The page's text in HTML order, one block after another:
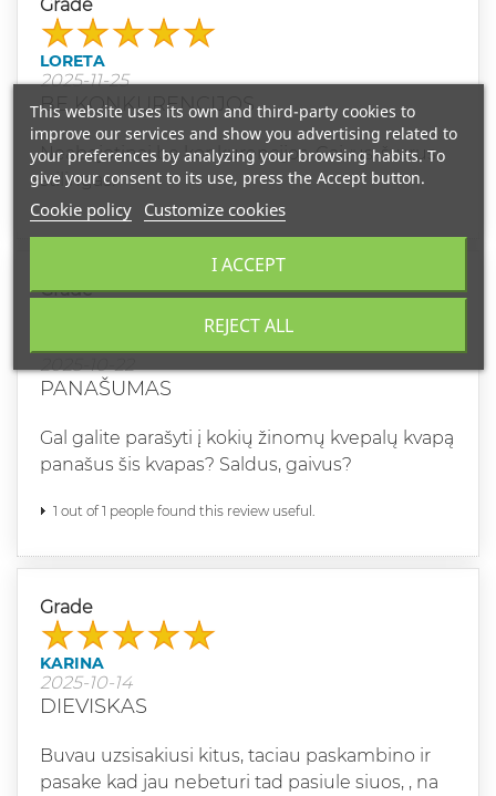
Grade
LORETA
2025-11-25
BE KONKURENCIJOS
Neabejotinai be konkurencijos. Gaivus, švarus,
stilingas.
Grade
PANAŠUMAS
Gal galite parašyti į kokių žinomų kvepalų kvapą
panašus šis kvapas? Saldus, gaivus?
1 out of 1 people found this review useful.
Grade
KARINA
2025-10-14
DIEVISKAS
Buvau uzsisakiusi kitus, taciau paskambino ir
pasake kad jau nebeturi tad pasiule siuos, , na
This website uses its own and third-party cookies to
improve our services and show you advertising related to
your preferences by analyzing your browsing habits. To
give your consent to its use, press the Accept button.
Cookie policy Customize cookies
REJECT ALL
I ACCEPT